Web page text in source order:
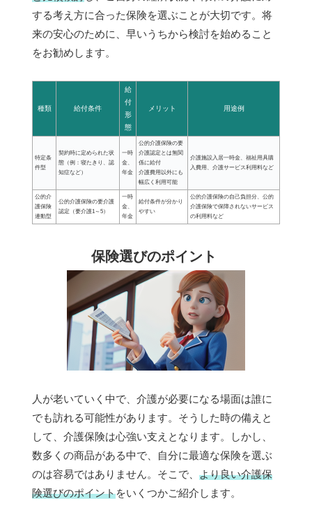
する考え方に合った保険を選ぶことが大切です。将
来の安心のために、早いうちから検討を始めること
をお勧めします。
種類 給付条件
給
付
形
態
メリット 用途例
特定条
件型
契約時に定められた状
態（例：寝たきり、認
知症など）
一時
金、
年金
公的介護保険の要
介護認定とは無関
係に給付
介護費用以外にも
幅広く利用可能
介護施設入居一時金、福祉用具購
入費用、介護サービス利用料など
公的介
護保険
連動型
公的介護保険の要介護
認定（要介護1～5）
一時
金、
年金
給付条件が分かり
やすい
公的介護保険の自己負担分、公的
介護保険で保障されないサービス
の利用料など
保険選びのポイント
人が老いていく中で、介護が必要になる場面は誰に
でも訪れる可能性があります。そうした時の備えと
して、介護保険は心強い支えとなります。しかし、
数多くの商品がある中で、自分に最適な保険を選ぶ
のは容易ではありません。そこで、 より良い介護保
険選びのポイントをいくつかご紹介します。